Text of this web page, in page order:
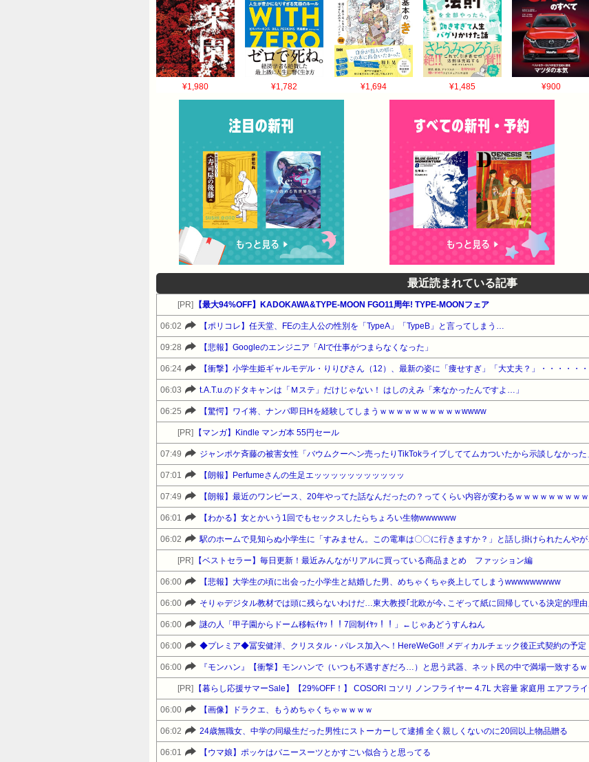
¥1,980 ¥1,782 ¥1,694 ¥1,485 ¥900
最近読まれている記事
[PR] 【最大94%OFF】KADOKAWA&TYPE-MOON FGO11周年! TYPE-MOONフェア
06:02 【ポリコレ】任天堂、FEの主人公の性別を「TypeA」「TypeB」と言ってしまう…
09:28 【悲報】Googleのエンジニア「AIで仕事がつまらなくなった」
06:24
06:03 t.A.T.u.のドタキャンは「Ｍステ」だけじゃない！ はしのえみ「来なかったんですよ…」
06:25 【驚愕】ワイ将、ナンパ即日Hを経験してしまうｗｗｗｗｗｗｗｗｗｗwwww
[PR] 【マンガ】Kindle マンガ本 55円セール
07:49 ジャンポケ斉藤の被害女性「バウムクーヘン売ったりTikTokライブしててムカついたから示談しなかった
07:01 【朗報】Perfumeさんの生足エッッッッッッッッッッッ
07:49 【朗報】最近のワンピース、20年やってた話なんだったの？ってくらい内容が変わるｗｗｗｗｗｗｗｗ
06:01 【わかる】女とかいう1回でもセックスしたらちょろい生物wwwwww
06:02 駅のホームで見知らぬ小学生に「すみません。この電車は〇〇に行きますか？」と話し掛けられたんやが
[PR] 【ベストセラー】毎日更新！最近みんながリアルに買っている商品まとめ ファッション編
06:00 【悲報】大学生の頃に出会った小学生と結婚した男、めちゃくちゃ炎上してしまうwwwwwwwww
06:00 そりゃデジタル教材では頭に残らないわけだ…東大教授｢北欧が今､こぞって紙に回帰している決定的理由
06:00 謎の人「甲子園からドーム移転ｲﾔｯ！！7回制ｲﾔｯ！！」←じゃあどうすんねん
06:00 ◆プレミア◆冨安健洋、クリスタル・パレス加入へ！HereWeGo!! メディカルチェック後正式契約の予定
06:00
[PR]
06:00 【画像】ドラクエ、もうめちゃくちゃｗｗｗｗ
06:02 24歳無職女、中学の同級生だった男性にストーカーして逮捕 全く親しくないのに20回以上物品贈る
06:01 【ウマ娘】ポッケはバニースーツとかすごい似合うと思ってる